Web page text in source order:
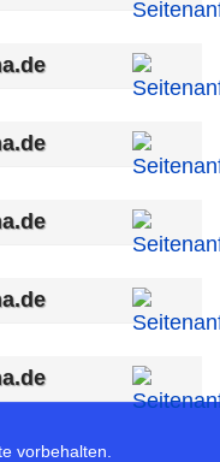
vorbehalten.